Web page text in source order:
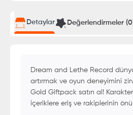
Detaylar Değerlendirmeler (0
Dream and Lethe Record
artırmak ve oyun deneyimini
Gold Giftpack satın al!
içeriklere eriş ve rakiplerinin